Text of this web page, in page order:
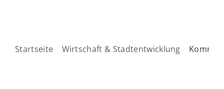
Startseite Wirtschaft & Stadtentwicklung